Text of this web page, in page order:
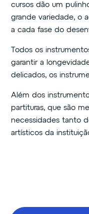
cursos dão um
grande variedade, o
a cada fase do
Todos os
garantir a
delicados, os
Além dos
partituras, que são
necessidades tanto
artísticos da